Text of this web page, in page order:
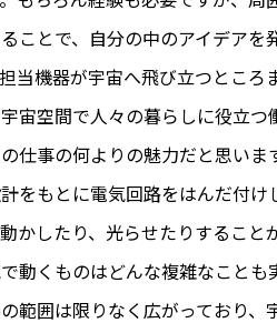
ことで、自分の中のアイデアを
当機器が宇宙へ飛び立つところ
宙空間で人々の暮らしに役立つ
仕事の何よりの魅力だと思いま
をもとに電気回路をはんだ付け
かしたり、光らせたりすること
動くものはどんな複雑なことも
範囲は限りなく広がっており、